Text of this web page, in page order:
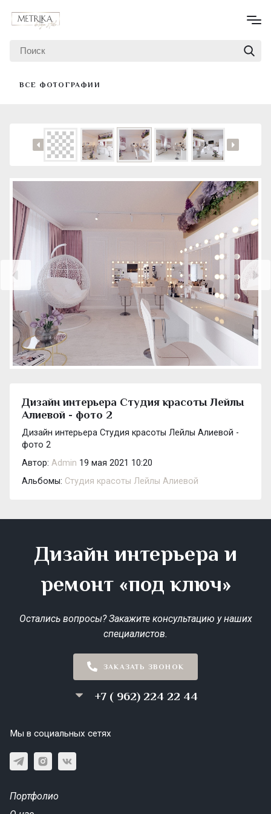
ВСЕ ФОТОГРАФИИ
Дизайн интерьера Студия красоты Лейлы
Алиевой - фото 2
Дизайн интерьера Студия красоты Лейлы Алиевой -
фото 2
Автор: Admin 19 мая 2021 10:20
Альбомы: Студия красоты Лейлы Алиевой
Дизайн интерьера и
ремонт «под ключ»
Остались вопросы? Закажите консультацию у наших
специалистов.
ЗАКАЗАТЬ ЗВОНОК
+7 ( 962) 224 22 44
Мы в социальных сетях
Портфолио